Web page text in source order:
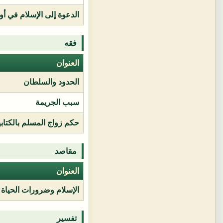
الدعوة إلى الإسلام في
فقه
العنوان
الحدود والسلطان
سبب الجريمة
حكم زواج المسلم
مقاصد
العنوان
الإسلام وضرورات الحياة
تفسير